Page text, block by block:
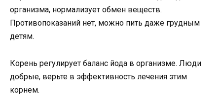
организма, нормализует обмен веществ.
Противопоказаний нет, можно пить даже грудным
детям.
Корень регулирует баланс йода в организме. Люди
добрые, верьте в эффективность лечения этим
корнем.